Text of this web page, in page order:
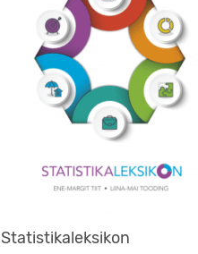
Statistikaleksikon